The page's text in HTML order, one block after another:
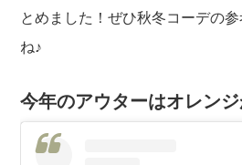
とめました！ぜひ秋冬コーデの
ね♪
今年のアウターはオレン